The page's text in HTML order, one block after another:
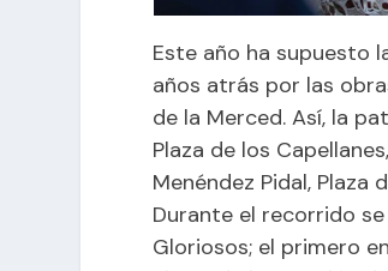
Este año ha supuesto
años atrás por las
de la Merced. Así, la
Plaza de los
Menéndez Pidal,
Durante el recorrido
Gloriosos; el primero